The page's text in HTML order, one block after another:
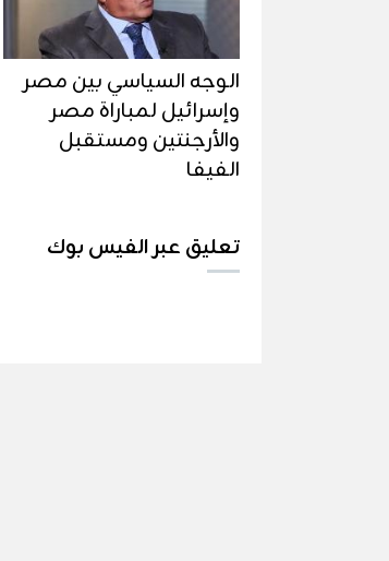
الوجه السياسي بين مصر
وإسرائيل لمباراة مصر
والأرجنتين ومستقبل
الفيفا
تعليق عبر الفيس بوك